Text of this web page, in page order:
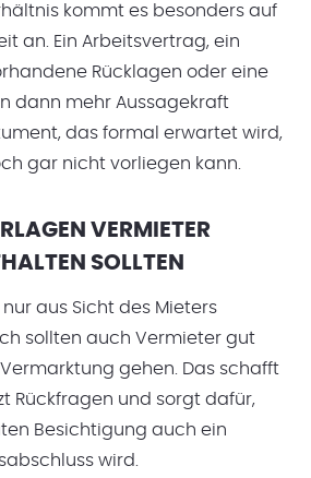
kommt es besonders auf
an. Ein Arbeitsvertrag, ein
Rücklagen oder eine
dann mehr Aussagekraft
das formal erwartet wird,
gar nicht vorliegen kann.
VERMIETER
SOLLTEN
aus Sicht des Mieters
sollten auch Vermieter gut
gehen. Das schafft
Rückfragen und sorgt dafür,
Besichtigung auch ein
wird.